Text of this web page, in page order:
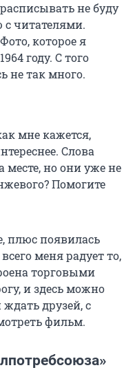
не буду
с читателями.
которое я
году. С того
не так много.
мне кажется,
Слова
месте, но они уже не
Помогите
плюс появилась
меня радует то,
торговыми
и здесь можно
друзей, с
фильм.